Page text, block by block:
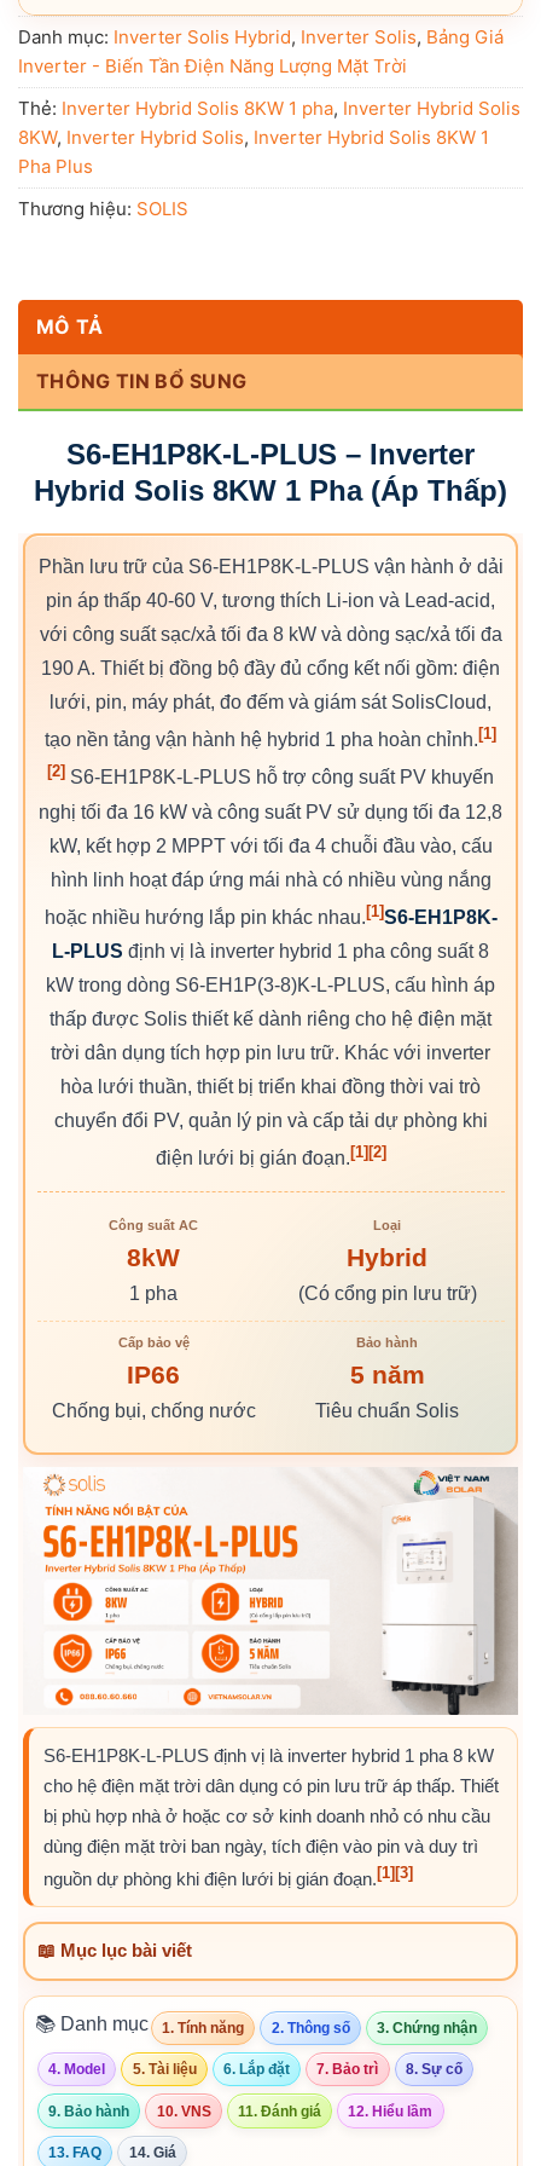
Danh mục: Inverter Solis Hybrid, Inverter Solis, Bảng Giá
Inverter - Biến Tần Điện Năng Lượng Mặt Trời
Thẻ: Inverter Hybrid Solis 8KW 1 pha, Inverter Hybrid Solis
8KW, Inverter Hybrid Solis, Inverter Hybrid Solis 8KW 1
Pha Plus
Thương hiệu: SOLIS
MÔ TẢ
THÔNG TIN BỔ SUNG
S6-EH1P8K-L-PLUS – Inverter
Hybrid Solis 8KW 1 Pha (Áp Thấp)
Phần lưu trữ của S6-EH1P8K-L-PLUS vận hành ở dải
pin áp thấp 40-60 V, tương thích Li-ion và Lead-acid,
với công suất sạc/xả tối đa 8 kW và dòng sạc/xả tối đa
190 A. Thiết bị đồng bộ đầy đủ cổng kết nối gồm: điện
lưới, pin, máy phát, đo đếm và giám sát SolisCloud,
tạo nền tảng vận hành hệ hybrid 1 pha hoàn chỉnh. [1]
[2] S6-EH1P8K-L-PLUS hỗ trợ công suất PV khuyến
nghị tối đa 16 kW và công suất PV sử dụng tối đa 12,8
kW, kết hợp 2 MPPT với tối đa 4 chuỗi đầu vào, cấu
hình linh hoạt đáp ứng mái nhà có nhiều vùng nắng
hoặc nhiều hướng lắp pin khác nhau.[1]S6-EH1P8K-
L-PLUS định vị là inverter hybrid 1 pha công suất 8
kW trong dòng S6-EH1P(3-8)K-L-PLUS, cấu hình áp
thấp được Solis thiết kế dành riêng cho hệ điện mặt
trời dân dụng tích hợp pin lưu trữ. Khác với inverter
hòa lưới thuần, thiết bị triển khai đồng thời vai trò
chuyển đổi PV, quản lý pin và cấp tải dự phòng khi
điện lưới bị gián đoạn. [1] [2]
Công suất AC
8kW
1 pha
Loại
Hybrid
(Có cổng pin lưu trữ)
Cấp bảo vệ
IP66
Chống bụi, chống nước
Bảo hành
5 năm
Tiêu chuẩn Solis
S6-EH1P8K-L-PLUS định vị là inverter hybrid 1 pha 8 kW
cho hệ điện mặt trời dân dụng có pin lưu trữ áp thấp. Thiết
bị phù hợp nhà ở hoặc cơ sở kinh doanh nhỏ có nhu cầu
dùng điện mặt trời ban ngày, tích điện vào pin và duy trì
nguồn dự phòng khi điện lưới bị gián đoạn. [1] [3]
📖 Mục lục bài viết
📚 Danh mục 1. Tính năng 2. Thông số 3. Chứng nhận
4. Model 5. Tài liệu 6. Lắp đặt 7. Bảo trì 8. Sự cố
9. Bảo hành 10. VNS 11. Đánh giá 12. Hiểu lầm
13. FAQ 14. Giá